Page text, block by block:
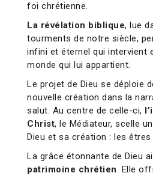
foi chrétienne.
La révélation biblique, lue
tourments de notre siècle,
infini et éternel qui intervient
monde qui lui appartient.
Le projet de Dieu se déploie
nouvelle création dans la
salut. Au centre de celle-ci,
Christ, le Médiateur, scelle
Dieu et sa création : les êtres
La grâce étonnante de Dieu
patrimoine chrétien. Elle